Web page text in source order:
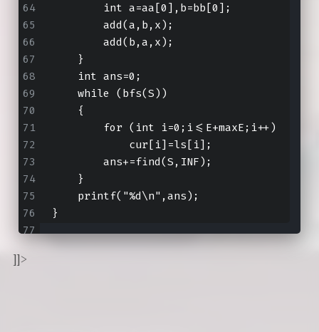
        int a=aa[0],b=bb[0];
        add(a,b,x);
        add(b,a,x);
    }
    int ans=0;
    while (bfs(S))
    {
        for (int i=0;i<=E+maxE;i++)
            cur[i]=ls[i];
        ans+=find(S,INF);
    }
    printf("%d\n",ans);
}
]]>